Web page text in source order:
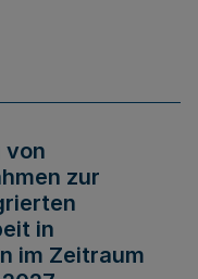
von
zur
in
im Zeitraum